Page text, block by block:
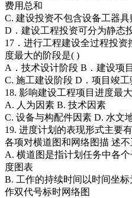
费用总和
C. 建设投资不包含设备工器
D．建设工程投资可分为静态
17．进行工程建设全过程投
度最大的阶段是( )
A．技术设计阶段 B．建设项
C. 施工建设阶段 D．项目竣
18. 影响建设工程项目进度最
A. 人为因素 B. 技术因素
C. 设备与构配件因素 D. 水文
19. 进度计划的表现形式主要
各项对横道图和网络图描 述
A. 横道图是指计划任务中各
度图表
B. 工作的持续时间以时间坐
作双代号标时网络图